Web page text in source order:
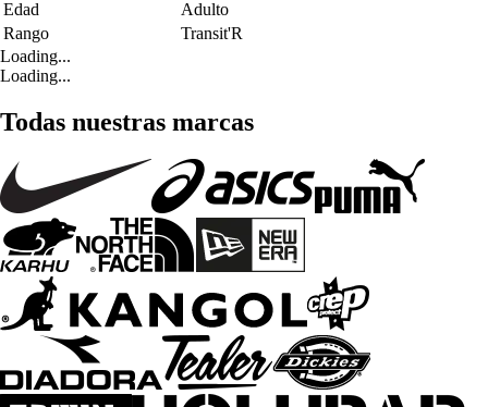
Edad
Adulto
Rango
Transit'R
Loading...
Loading...
Todas nuestras marcas